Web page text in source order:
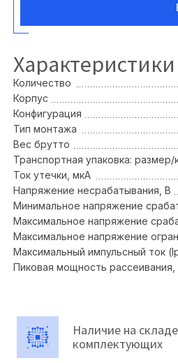
Характеристики
Количество
Корпус
Конфигурация
Тип монтажа
Вес брутто
Транспортная упаковка: размер/
Ток утечки, мкА
Напряжение несрабатывания, В
Минимальное напряжение
Максимальное напряжение
Максимальное напряжение
Максимальный импульсный ток
Пиковая мощность рассеивания,
Наличие на
комплектующих